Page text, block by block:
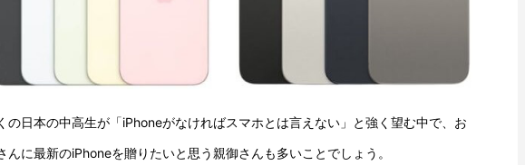
の日本の中高生が「iPhoneがなければスマホとは言えない」と強く望む中で、お
んに最新のiPhoneを贈りたいと思う親御さんも多いことでしょう。